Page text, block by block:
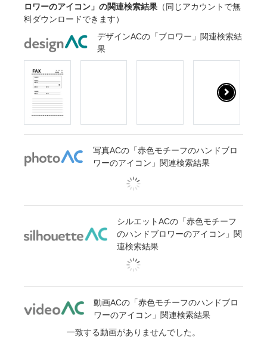
ロワーのアイコン」の関連検索結果 （同じアカウントで無
料ダウンロードできます）
デザインACの「ブロワー」関連検索結
果
写真ACの「赤色モチーフのハンドブロ
ワーのアイコン」関連検索結果
シルエットACの「赤色モチーフ
のハンドブロワーのアイコン」関
連検索結果
動画ACの「赤色モチーフのハンドブロ
ワーのアイコン」関連検索結果
一致する動画がありませんでした。